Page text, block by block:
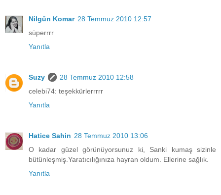
Nilgün Komar 28 Temmuz 2010 12:57
süperrrr
Yanıtla
Suzy
28 Temmuz 2010 12:58
celebi74: teşekkürlerrrrr
Yanıtla
Hatice Sahin 28 Temmuz 2010 13:06
O kadar güzel görünüyorsunuz ki, Sanki kumaş sizinle
bütünleşmiş.Yaratıcılığınıza hayran oldum. Ellerine sağlık.
Yanıtla